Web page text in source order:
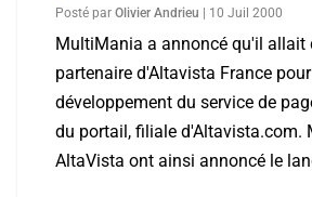
Posté par Olivier Andrieu 10 Juil 2000
MultiMania a annoncé qu'il allait
partenaire d'Altavista France
développement du service de
du portail, filiale d'Altavista.com.
AltaVista ont ainsi annoncé le